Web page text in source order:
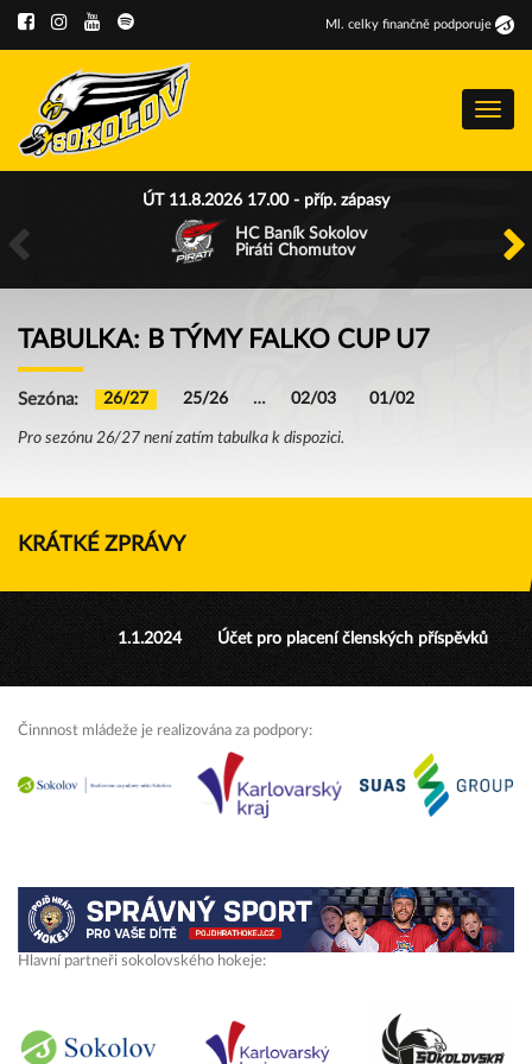
Ml . celky finančně podporuje
Menu
ÚT 11.8.2026 17.00 - příp. zápasy
HC Baník Sokolov
Piráti Chomutov
TABULKA: B TÝMY FALKO CUP U7
Sezóna: 26/27 25/26 … 02/03 01/02
Pro sezónu 26/27 není zatím tabulka k dispozici.
KRÁTKÉ ZPRÁVY
1.1.2024 Účet pro placení členských příspěvků
Činnnost mládeže je realizována za podpory:
Hlavní partneři sokolovského hokeje: